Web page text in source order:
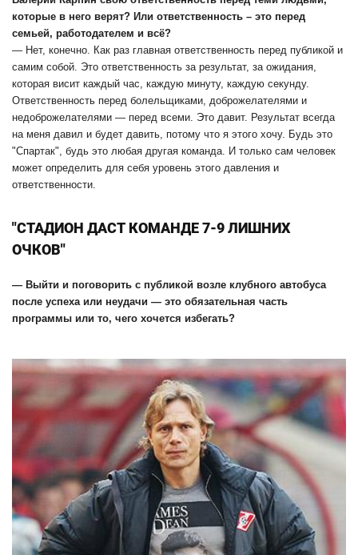
которые в него верят? Или ответственность – это перед
семьей, работодателем и всё?
— Нет, конечно. Как раз главная ответственность перед публикой и
самим собой. Это ответственность за результат, за ожидания,
которая висит каждый час, каждую минуту, каждую секунду.
Ответственность перед болельщиками, доброжелателями и
недоброжелателями — перед всеми. Это давит. Результат всегда
на меня давил и будет давить, потому что я этого хочу. Будь это
"Спартак", будь это любая другая команда. И только сам человек
может определить для себя уровень этого давления и
ответственности.
"СТАДИОН ДАСТ КОМАНДЕ 7-9 ЛИШНИХ
ОЧКОВ"
— Выйти и поговорить с публикой возле клубного автобуса
после успеха или неудачи — это обязательная часть
программы или то, чего хочется избегать?